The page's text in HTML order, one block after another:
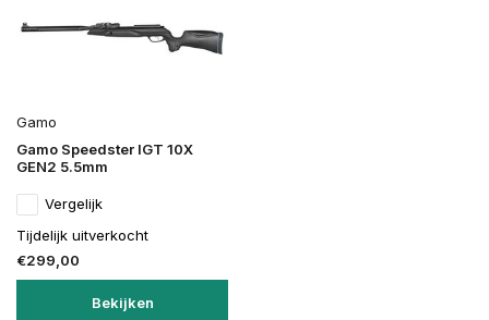
Gamo
Gamo Speedster IGT 10X
GEN2 5.5mm
Vergelijk
Tijdelijk uitverkocht
€299,00
Bekijken